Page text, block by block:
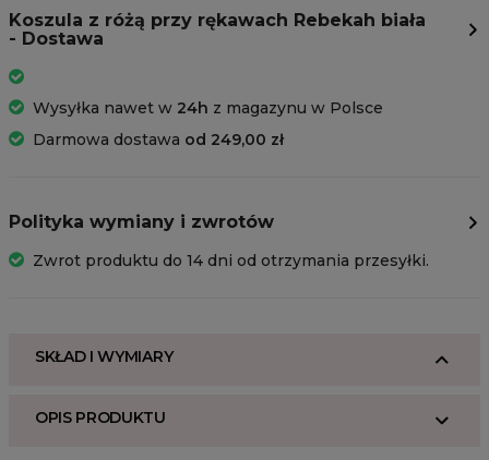
Koszula z różą przy rękawach Rebekah biała
- Dostawa
Wysyłka nawet w 24h z magazynu w Polsce
Darmowa dostawa od 249,00 zł
Polityka wymiany i zwrotów
Zwrot produktu do 14 dni od otrzymania przesyłki.
SKŁAD I WYMIARY
OPIS PRODUKTU